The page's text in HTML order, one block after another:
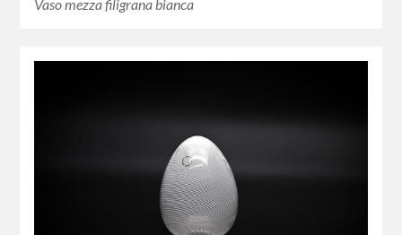
Vaso mezza filigrana bianca